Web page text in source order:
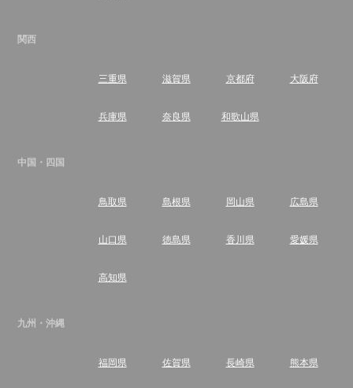
関西
三重県 滋賀県 京都府 大阪府
兵庫県 奈良県 和歌山県
中国・四国
鳥取県 島根県 岡山県 広島県
山口県 徳島県 香川県 愛媛県
高知県
九州・沖縄
福岡県 佐賀県 長崎県 熊本県